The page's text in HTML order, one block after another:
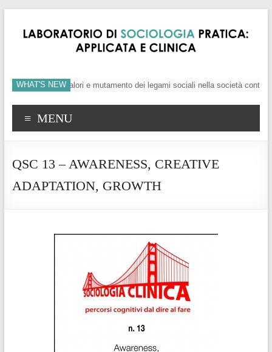
WHAT'S NEW
crisi dei valori e mutamento dei legami sociali nella società
MENU
QSC 13 – AWARENESS, CREATIVE
ADAPTATION, GROWTH